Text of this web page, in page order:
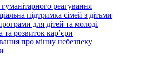
реагування
підтримка сімей з дітьми
для дітей та молоді
та розвиток кар’єри
про мінну небезпеку